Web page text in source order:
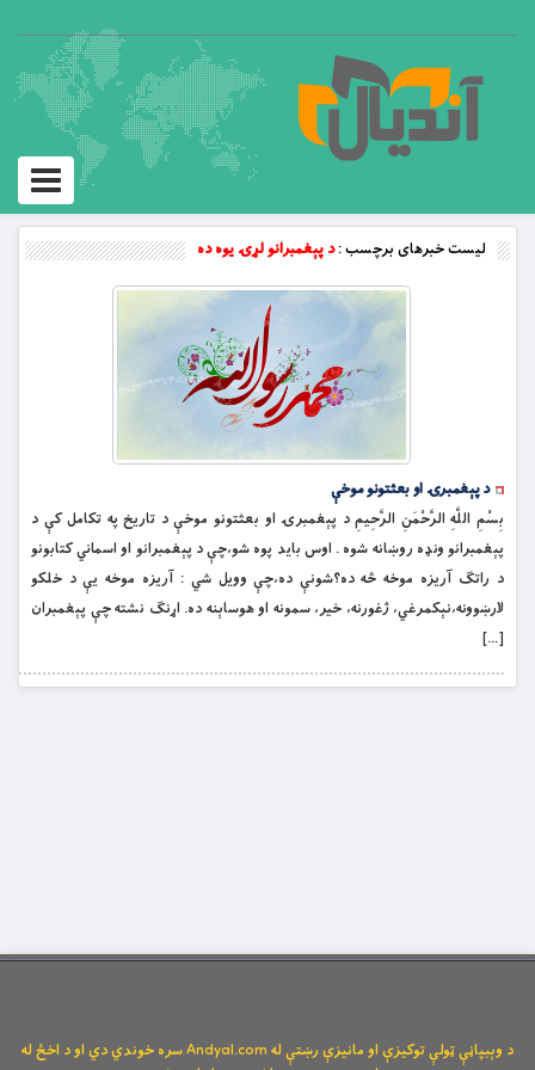
Toggle
لیست خبرهای برچسب :د پېغمبرانو لړۍ يوه ده
د پېغمبرۍ او بعثتونو موخې
بِسْمِ اللَّهِ الرَّحْمَنِ الرَّحِيمِ د پېغمبرۍ او بعثتونو موخې د تاريخ په تکامل کې د
پېغمبرانو ونډه روښانه شوه . اوس بايد پوه شو،چې د پېغمبرانو او اسماني کتابونو
د راتګ آريزه موخه څه ده؟شونې ده،چې وويل شي : آریزه موخه يې د خلکو
لارښوونه،نېکمرغي، ژغورنه، خير، سمونه او هوساېنه ده. اړنګ نشته چې پېغمبران
[…]
د وېبپاڼې ټولې توکیزې او مانیزې رښتې له Andyal.com سره خوندي دي او د اخځ له